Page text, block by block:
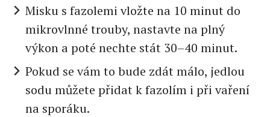
Misku s fazolemi vložte na 10 minut do
mikrovlnné trouby, nastavte na plný
výkon a poté nechte stát 30–40 minut.
Pokud se vám to bude zdát málo, jedlou
sodu můžete přidat k fazolím i při vaření
na sporáku.